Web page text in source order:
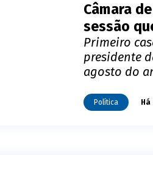
Câmara
sessão
Primeiro
presidente
agosto do
Política